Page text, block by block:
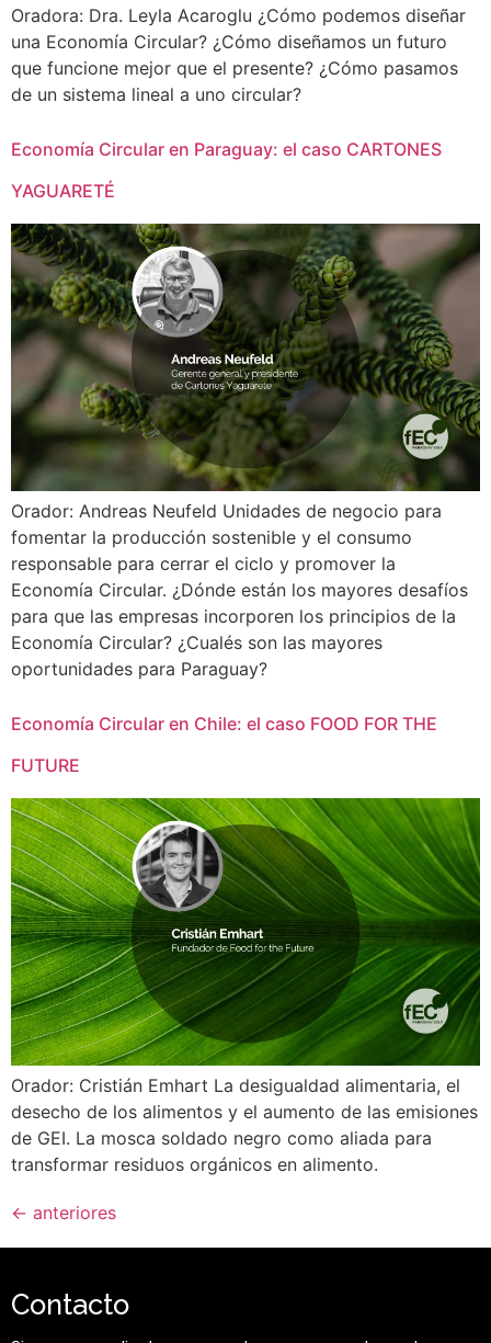
Oradora: Dra. Leyla Acaroglu ¿Cómo podemos diseñar
una Economía Circular? ¿Cómo diseñamos un futuro
que funcione mejor que el presente? ¿Cómo pasamos
de un sistema lineal a uno circular?
Economía Circular en Paraguay: el caso CARTONES
YAGUARETÉ
Orador: Andreas Neufeld Unidades de negocio para
fomentar la producción sostenible y el consumo
responsable para cerrar el ciclo y promover la
Economía Circular. ¿Dónde están los mayores desafíos
para que las empresas incorporen los principios de la
Economía Circular? ¿Cualés son las mayores
oportunidades para Paraguay?
Economía Circular en Chile: el caso FOOD FOR THE
FUTURE
Orador: Cristián Emhart La desigualdad alimentaria, el
desecho de los alimentos y el aumento de las emisiones
de GEI. La mosca soldado negro como aliada para
transformar residuos orgánicos en alimento.
← anteriores
Contacto